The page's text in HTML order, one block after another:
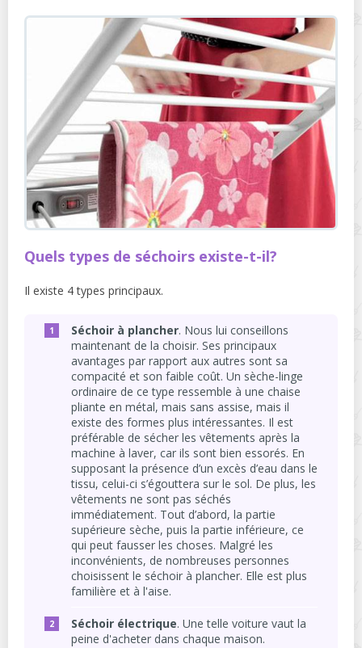
Quels types de séchoirs existe-t-il?
Il existe 4 types principaux.
Séchoir à plancher. Nous lui conseillons
maintenant de la choisir. Ses principaux
avantages par rapport aux autres sont sa
compacité et son faible coût. Un sèche-linge
ordinaire de ce type ressemble à une chaise
pliante en métal, mais sans assise, mais il
existe des formes plus intéressantes. Il est
préférable de sécher les vêtements après la
machine à laver, car ils sont bien essorés. En
supposant la présence d’un excès d’eau dans le
tissu, celui-ci s’égouttera sur le sol. De plus, les
vêtements ne sont pas séchés
immédiatement. Tout d’abord, la partie
supérieure sèche, puis la partie inférieure, ce
qui peut fausser les choses. Malgré les
inconvénients, de nombreuses personnes
choisissent le séchoir à plancher. Elle est plus
familière et à l'aise.
Séchoir électrique. Une telle voiture vaut la
peine d'acheter dans chaque maison.